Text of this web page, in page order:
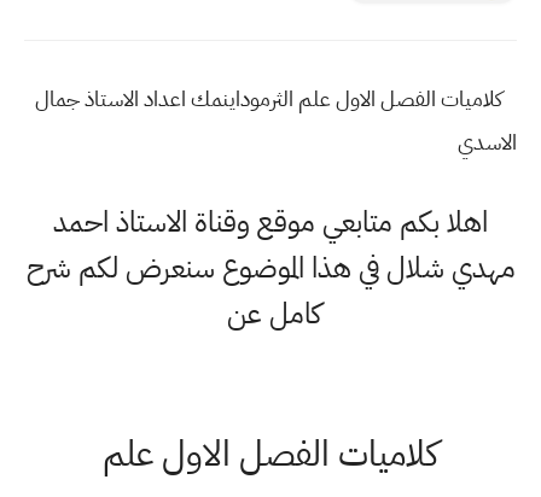
كلاميات الفصل الاول علم الثرموداينمك اعداد الاستاذ جمال
الاسدي
اهلا بكم متابعي موقع وقناة الاستاذ احمد
مهدي شلال في هذا الموضوع سنعرض لكم شرح
كامل عن
كلاميات الفصل الاول علم